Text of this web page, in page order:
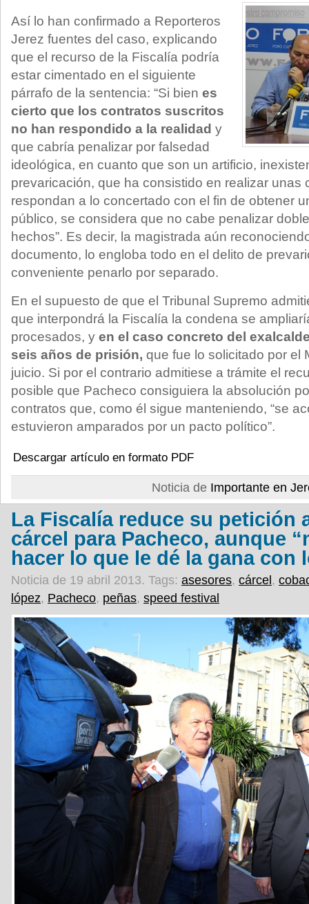
Así lo han confirmado a Reporteros
Jerez fuentes del caso, explicando
que el recurso de la Fiscalía podría
estar cimentado en el siguiente
párrafo de la sentencia: “Si bien es
cierto que los contratos suscritos
no han respondido a la realidad y
que cabría penalizar por falsedad
ideológica, en cuanto que son un artificio,
prevaricación, que ha consistido en realizar unas
respondan a lo concertado con el fin de obtener
público, se considera que no cabe penalizar
hechos”. Es decir, la magistrada aún
documento, lo engloba todo en el delito de
conveniente penarlo por separado.
En el supuesto de que el Tribunal Supremo
que interpondrá la Fiscalía la condena se
procesados, y en el caso concreto del
seis años de prisión, que fue lo solicitado por el
juicio. Si por el contrario admitiese a trámite el
posible que Pacheco consiguiera la absolución
contratos que, como él sigue manteniendo, “se
estuvieron amparados por un pacto político”.
Descargar artículo en formato PDF
Noticia de Importante en
La Fiscalía reduce su petición
cárcel para Pacheco, aunque
hacer lo que le dé la gana con
Noticia de 19 abril 2013. Tags: asesores, cárcel,
lópez, Pacheco, peñas, speed festival